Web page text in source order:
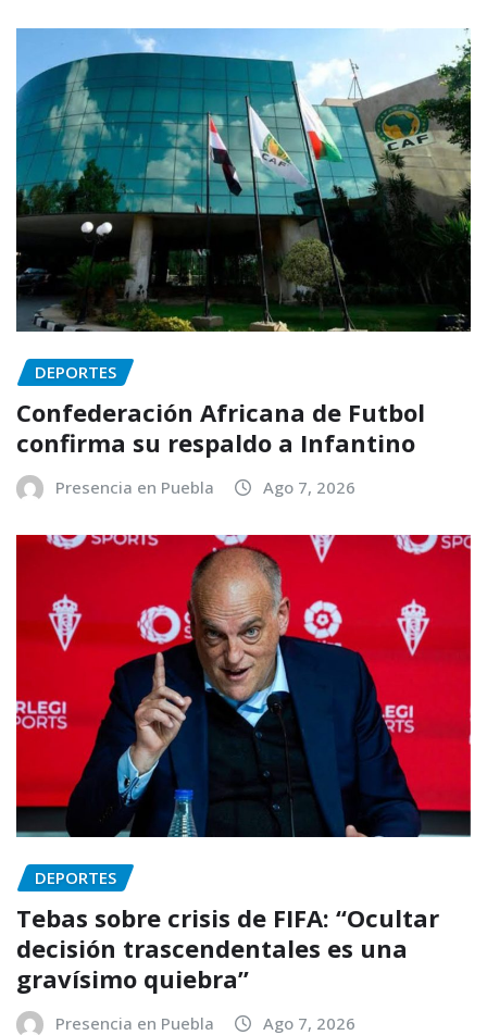
DEPORTES
Confederación Africana de Futbol
confirma su respaldo a Infantino
Presencia en Puebla Ago 7, 2026
DEPORTES
Tebas sobre crisis de FIFA: “Ocultar
decisión trascendentales es una
gravísimo quiebra”
Presencia en Puebla Ago 7, 2026